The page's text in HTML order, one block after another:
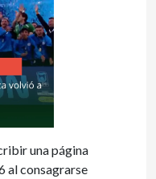
una página
al consagrarse